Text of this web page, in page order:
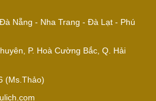
Nẵng - Nha Trang - Đà Lạt - Phú
P. Hoà Cường Bắc, Q. Hải
(Ms.Thảo)